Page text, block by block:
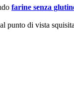
farine senza
punto di vista